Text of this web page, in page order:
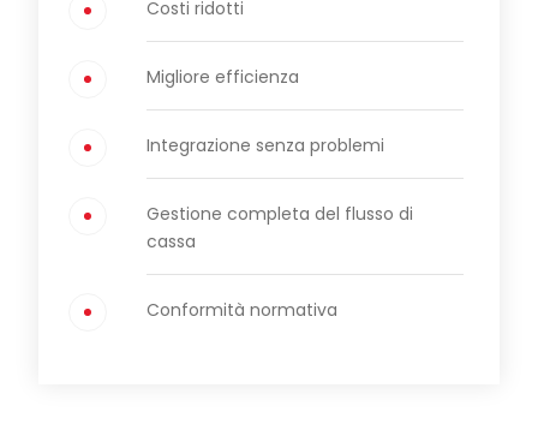
Costi ridotti
Migliore efficienza
Integrazione senza problemi
Gestione completa del flusso di
cassa
Conformità normativa